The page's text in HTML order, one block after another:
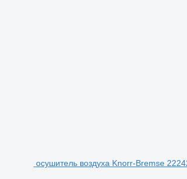
осушитель воздуха Knorr-Bremse